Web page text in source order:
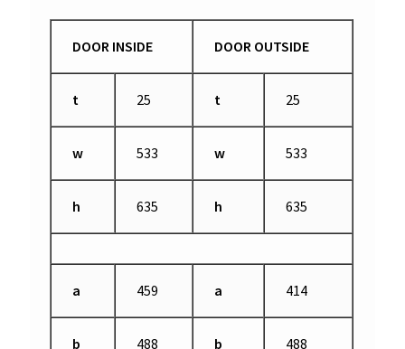
DOOR INSIDE DOOR OUTSIDE
t 25 t 25
w 533 w 533
h 635 h 635
a 459 a 414
b 488 b 488